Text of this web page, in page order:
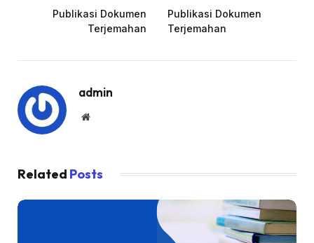
Publikasi Dokumen
Terjemahan
Publikasi Dokumen
Terjemahan
admin
Website
Related Posts